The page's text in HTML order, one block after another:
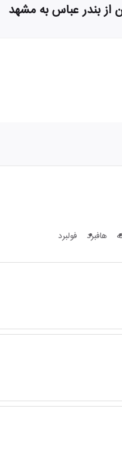
از بندر عباس به مشهد
هافبرد فولبرد